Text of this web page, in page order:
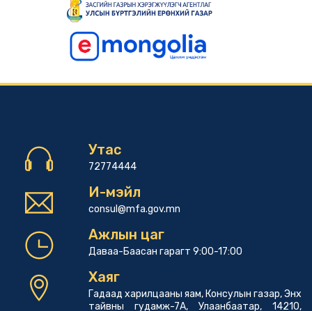
Утас
72774444
И-мэйл
consul@mfa.gov.mn
Ажлын цаг
Даваа-Баасан гарагт 9:00-17:00
Хаяг
Гадаад харилцааны яам, Консулын газар, Энх
тайвны гудамж-7А, Улаанбаатар, 14210,